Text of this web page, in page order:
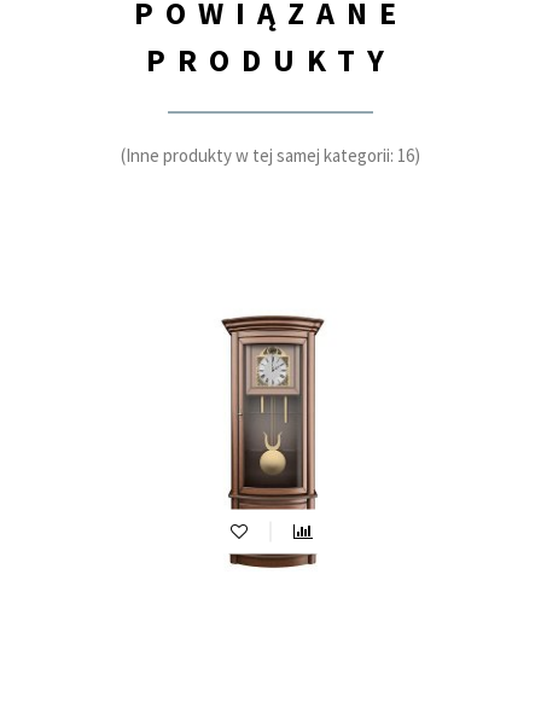
POWIĄZANE
PRODUKTY
(Inne produkty w tej samej kategorii: 16)